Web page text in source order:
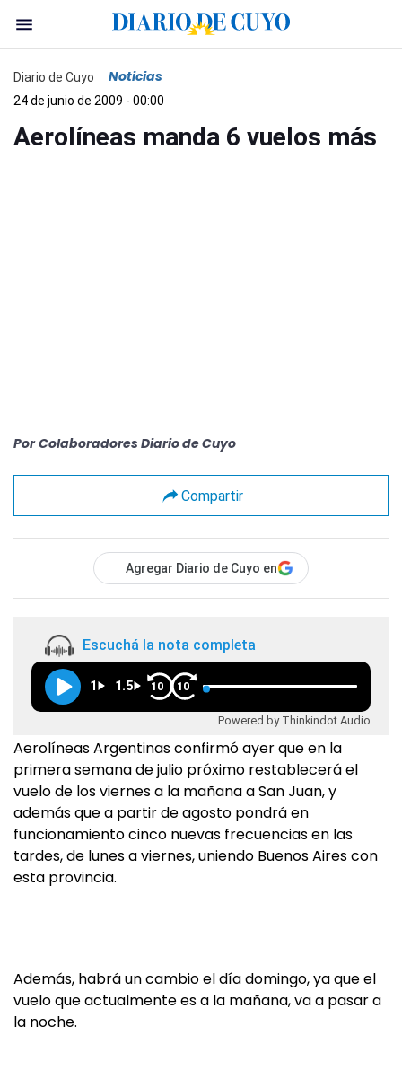
Diario de Cuyo Noticias
24 de junio de 2009 - 00:00
Aerolíneas manda 6 vuelos más
Por Colaboradores Diario de Cuyo
Compartir
Agregar Diario de Cuyo en
Escuchá la nota completa
1 1.5 10 10
Powered by Thinkindot Audio
Aerolíneas Argentinas confirmó ayer que en la
primera semana de julio próximo restablecerá el
vuelo de los viernes a la mañana a San Juan, y
además que a partir de agosto pondrá en
funcionamiento cinco nuevas frecuencias en las
tardes, de lunes a viernes, uniendo Buenos Aires con
esta provincia.
Además, habrá un cambio el día domingo, ya que el
vuelo que actualmente es a la mañana, va a pasar a
la noche.